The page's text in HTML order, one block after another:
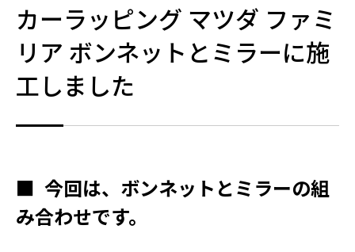
カーラッピング マツダ ファミ
リア ボンネットとミラーに施
工しました
■ 今回は、ボンネットとミラーの組
み合わせです。